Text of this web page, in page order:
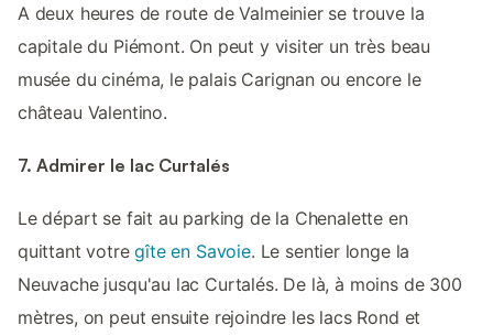
A deux heures de route de Valmeinier se trouve la
capitale du Piémont. On peut y visiter un très beau
musée du cinéma, le palais Carignan ou encore le
château Valentino.
7. Admirer le lac Curtalés
Le départ se fait au parking de la Chenalette en
quittant votregîte en Savoie. Le sentier longe la
Neuvache jusqu'au lac Curtalés. De là, à moins de 300
mètres, on peut ensuite rejoindre les lacs Rond et